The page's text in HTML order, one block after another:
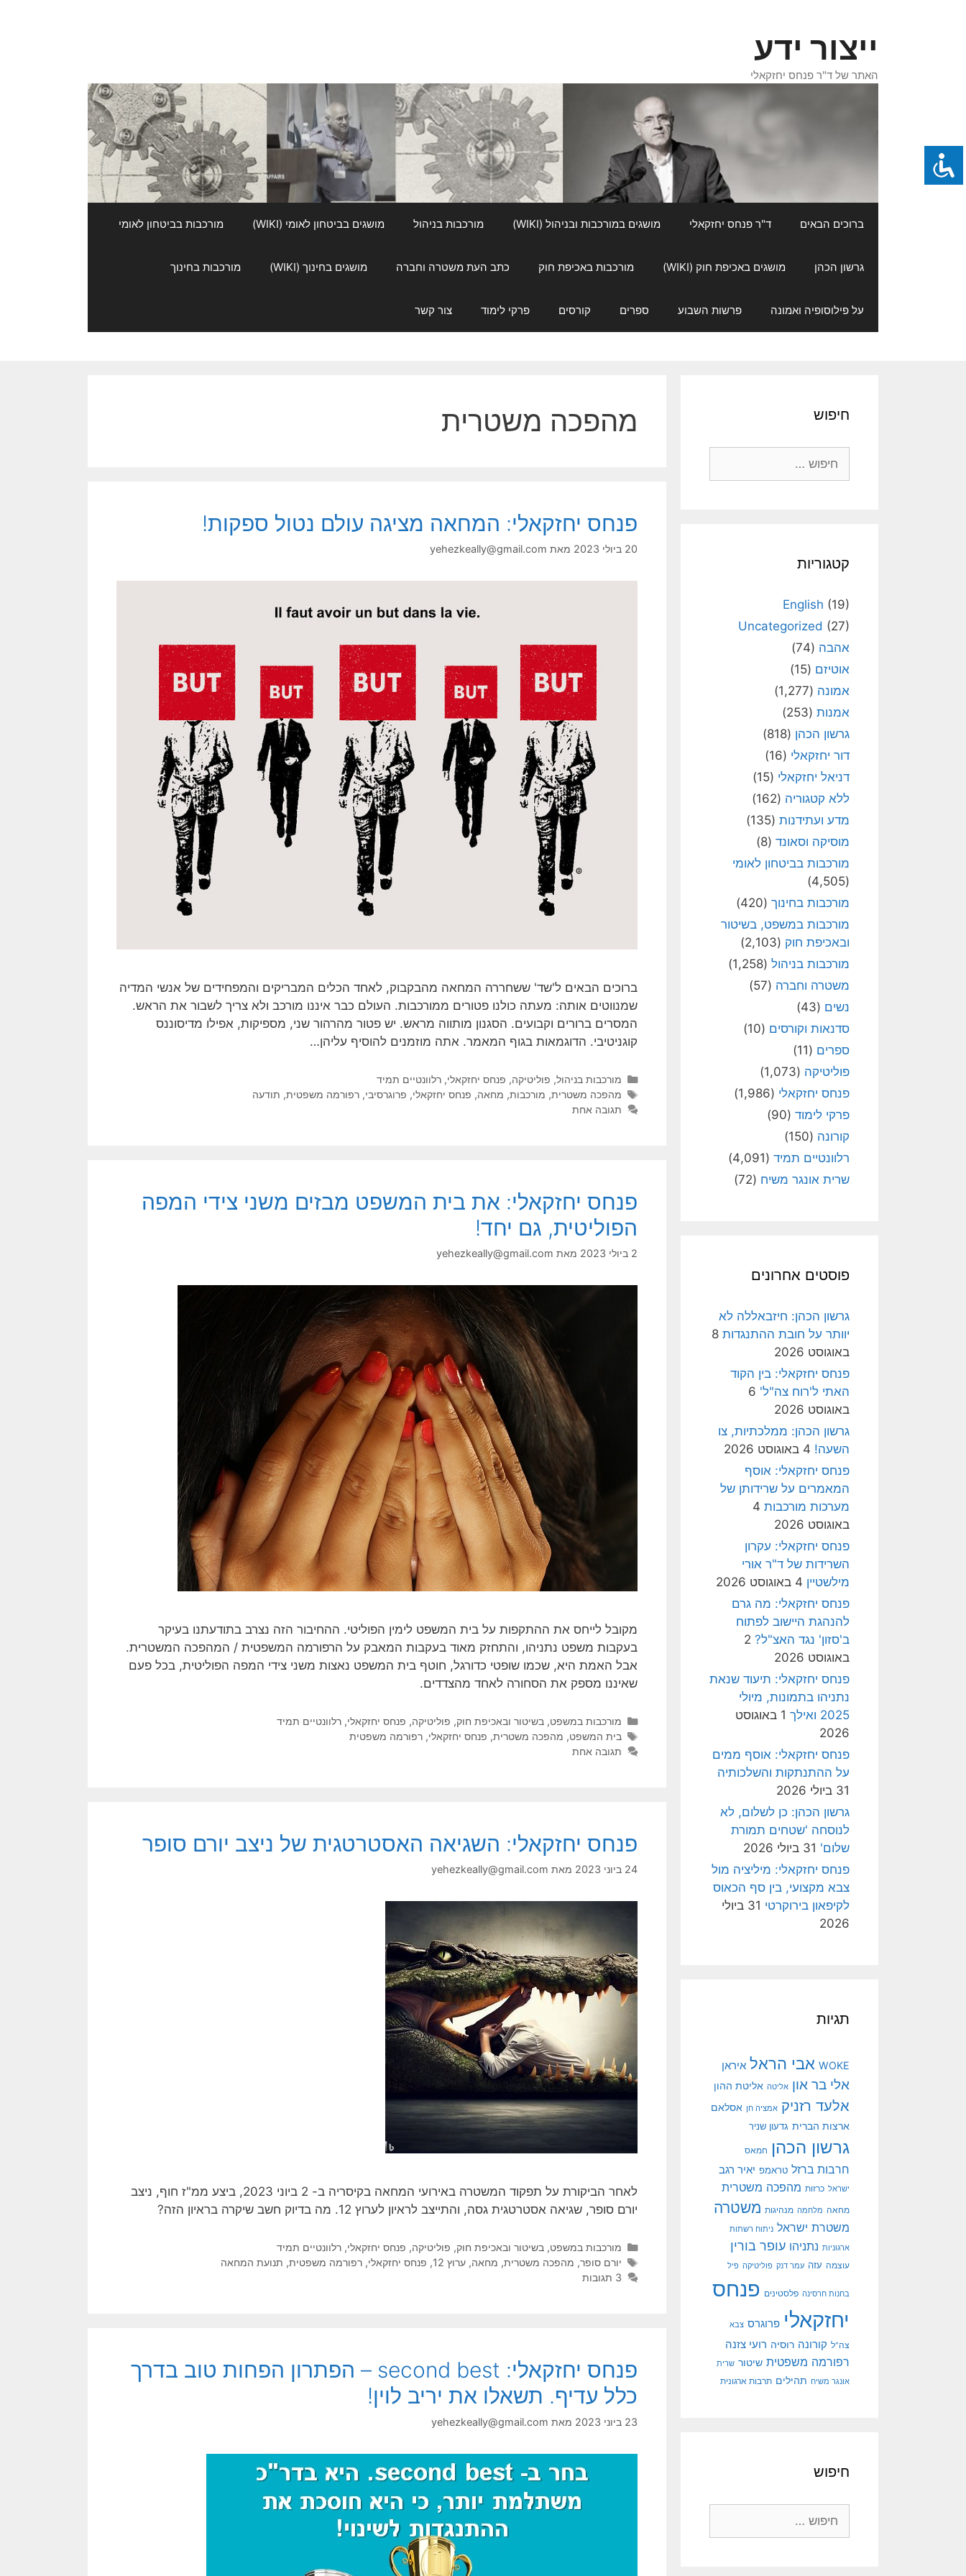
ייצור ידע
האתר של ד"ר פנחס יחזקאלי
ברוכים הבאים ד"ר פנחס יחזקאלי מושגים במורכבות ובניהול (WIKI) מורכבות בניהול מושגים בביטחון לאומי (WIKI) מורכבות בביטחון לאומי
גרשון הכהן מושגים באכיפת חוק (WIKI) מורכבות באכיפת חוק כתב העת משטרה וחברה מושגים בחינוך (WIKI) מורכבות בחינוך
על פילוסופיה ואמונה פרשות השבוע ספרים קורסים פרקי לימוד צור קשר
מהפכה משטרית
פנחס יחזקאלי: המחאה מציגה עולם נטול ספקות!
20 ביולי 2023 מאת yehezkeally@gmail.com
ברוכים הבאים ל'שד' ששחררה המחאה מהבקבוק, לאחד הכלים המבריקים והמפחידים של אנשי המדיה
שמנווטים אותה: מעתה כולנו פטורים ממורכבות. העולם כבר איננו מורכב ולא צריך לשבור את הראש.
המסרים ברורים וקבועים. הסגנון מותווה מראש. יש פטור מהרהור שני, מספיקות, אפילו מדיסוננס
קוגניטיבי. הדוגמאות בגוף המאמר. אתה מוזמנים להוסיף עליהן…
קטגוריות
מורכבות בניהול, פוליטיקה, פנחס יחזקאלי, רלוונטיים תמיד
תגיות
מהפכה משטרית, מורכבות, מחאה, פנחס יחזקאלי, פרוגרסיבי, רפורמה משפטית, תודעה
תגובה אחת
פנחס יחזקאלי: את בית המשפט מבזים משני צידי המפה
הפוליטית, גם יחד!
2 ביולי 2023 מאת yehezkeally@gmail.com
מקובל לייחס את ההתקפות על בית המשפט לימין הפוליטי. ההחיבור הזה נצרב בתודעתנו בעיקר
בעקבות משפט נתניהו, והתחזק מאוד בעקבות המאבק על הרפורמה המשפטית / המהפכה המשטרית.
אבל האמת היא, שכמו שופטי כדורגל, חוטף בית המשפט נאצות משני צידי המפה הפוליטית, בכל פעם
שאיננו מספק את הסחורה לאחד מהצדדים.
קטגוריות
מורכבות במשפט, בשיטור ובאכיפת חוק, פוליטיקה, פנחס יחזקאלי, רלוונטיים תמיד
תגיות
בית המשפט, מהפכה משטרית, פנחס יחזקאלי, רפורמה משפטית
תגובה אחת
פנחס יחזקאלי: השגיאה האסטרטגית של ניצב יורם סופר
24 ביוני 2023 מאת yehezkeally@gmail.com
לאחר הביקורת על תפקוד המשטרה באירועי המחאה בקיסריה ב- 2 ביוני 2023, ביצע ממ"ז חוף, ניצב
יורם סופר, שגיאה אסטרטגית גסה, והתייצב לראיון לערוץ 12. מה בדיוק חשב שיקרה בראיון הזה?
קטגוריות
מורכבות במשפט, בשיטור ובאכיפת חוק, פוליטיקה, פנחס יחזקאלי, רלוונטיים תמיד
תגיות
יורם סופר, מהפכה משטרית, מחאה, ערוץ 12 , פנחס יחזקאלי, רפורמה משפטית, תנועת המחאה
3 תגובות
פנחס יחזקאלי: second best – הפתרון הפחות טוב בדרך
כלל עדיף. תשאלו את יריב לוין!
23 ביוני 2023 מאת yehezkeally@gmail.com
חיפוש
קטגוריות
English (19)
Uncategorized (27)
אהבה (74)
אוטיזם (15)
אמונה (1,277)
אמנות (253)
גרשון הכהן (818)
דור יחזקאלי (16)
דניאל יחזקאלי (15)
ללא קטגוריה (162)
מדע ועתידנות (135)
מוסיקה וסאונד (8)
מורכבות בביטחון לאומי
(4,505)
מורכבות בחינוך (420)
מורכבות במשפט, בשיטור
ובאכיפת חוק (2,103)
מורכבות בניהול (1,258)
משטרה וחברה (57)
נשים (43)
סדנאות וקורסים (10)
ספרים (11)
פוליטיקה (1,073)
פנחס יחזקאלי (1,986)
פרקי לימוד (90)
קורונה (150)
רלוונטיים תמיד (4,091)
שרית אונגר משיח (72)
פוסטים אחרונים
גרשון הכהן: חיזבאללה לא
יוותר על חובת ההתנגדות 8
באוגוסט 2026
פנחס יחזקאלי: בין הקוד
האתי ל'רוח צה"ל' 6
באוגוסט 2026
גרשון הכהן: ממלכתיות, צו
השעה! 4 באוגוסט 2026
פנחס יחזקאלי: אוסף
המאמרים על שרידותן של
מערכות מורכבות 4
באוגוסט 2026
פנחס יחזקאלי: עקרון
השרידות של ד"ר אורי
מילשטיין 4 באוגוסט 2026
פנחס יחזקאלי: מה גרם
להנהגת היישוב לפתוח
ב'סזון' נגד האצ"ל? 2
באוגוסט 2026
פנחס יחזקאלי: תיעוד שנאת
נתניהו בתמונות, מיולי
2025 ואילך
1 באוגוסט
2026
פנחס יחזקאלי: אוסף ממים
על ההתנתקות והשלכותיה
31 ביולי 2026
גרשון הכהן: כן לשלום, לא
לנוסחה 'שטחים תמורת
שלום' 31 ביולי 2026
פנחס יחזקאלי: מיליציה מול
צבא מקצועי, בין סף הכאוס
לקיפאון בירוקרטי
31 ביולי
2026
תגיות
WOKE אבי הראל איראן
אלי בר און אליטה אליטת ההון
אלעד רזניק אמציה חן אסלאם
ארצות הברית גדעון שניר
גרשון הכהן חמאס
חרבות ברזל טראמפ יאיר רגב
ישראל כרזות מהפכה משטרית
מחאה מלחמה מנהיגות משטרה
משטרת ישראל ניתוח רשתות
ארגוניות נתניהו עופר בורין
עוצמה עזה עמר דנק פוליטיקה פיל
בחנות חרסינה פלסטינים פנחס
יחזקאלי פרוגרס צבא
צה"ל קורונה רוסיה רועי צזנה
רפורמה משפטית שיטור שרית
אונגר משיח תהילים תרבות ארגונית
חיפוש